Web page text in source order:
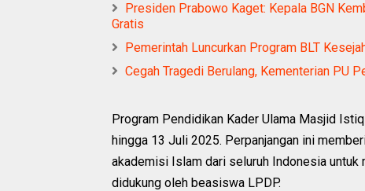
Presiden Prabowo Kaget: Kepala BGN
Gratis
Pemerintah Luncurkan Program BLT
Cegah Tragedi Berulang, Kementerian PU
Program Pendidikan Kader Ulama Masjid
hingga 13 Juli 2025. Perpanjangan ini
akademisi Islam dari seluruh Indonesia
didukung oleh beasiswa LPDP.